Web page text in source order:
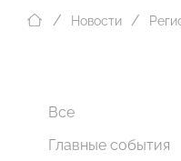
Новости
Все
Главные события